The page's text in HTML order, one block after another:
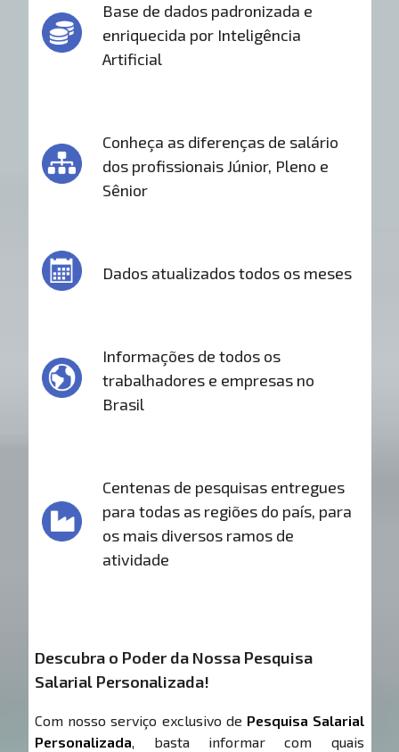
Base de dados padronizada e
enriquecida por Inteligência
Artificial
Conheça as diferenças de salário
dos profissionais Júnior, Pleno e
Sênior
Dados atualizados todos os meses
Informações de todos os
trabalhadores e empresas no
Brasil
Centenas de pesquisas entregues
para todas as regiões do país, para
os mais diversos ramos de
atividade
Descubra o Poder da Nossa Pesquisa
Salarial Personalizada!
Com nosso serviço exclusivo de Pesquisa Salarial
Personalizada, basta informar com quais